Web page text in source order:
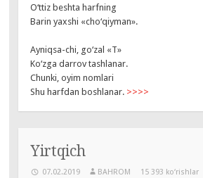
O‘ttiz beshta harfning
Barin yaxshi «cho‘qiyman».
Ayniqsa-chi, go‘zal «T»
Ko‘zga darrov tashlanar.
Chunki, oyim nomlari
Shu harfdan boshlanar. >>>>
Yirtqich
07.02.2019 BAHROM 15 393 ko‘rishlar